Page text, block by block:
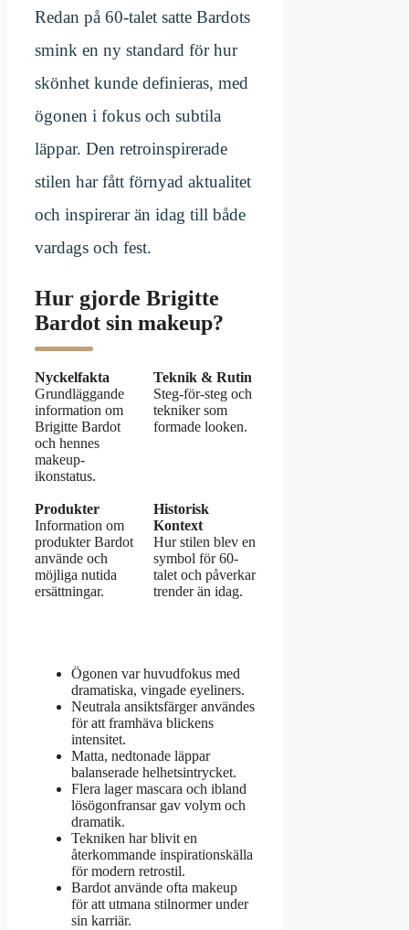
Redan på 60-talet satte Bardots
smink en ny standard för hur
skönhet kunde definieras, med
ögonen i fokus och subtila
läppar. Den retroinspirerade
stilen har fått förnyad aktualitet
och inspirerar än idag till både
vardags och fest.
Hur gjorde Brigitte
Bardot sin makeup?
Nyckelfakta
Grundläggande
information om
Brigitte Bardot
och hennes
makeup-
ikonstatus.
Teknik & Rutin
Steg-för-steg och
tekniker som
formade looken.
Produkter
Information om
produkter Bardot
använde och
möjliga nutida
ersättningar.
Historisk
Kontext
Hur stilen blev en
symbol för 60-
talet och påverkar
trender än idag.
Ögonen var huvudfokus med
dramatiska, vingade eyeliners.
Neutrala ansiktsfärger användes
för att framhäva blickens
intensitet.
Matta, nedtonade läppar
balanserade helhetsintrycket.
Flera lager mascara och ibland
lösögonfransar gav volym och
dramatik.
Tekniken har blivit en
återkommande inspirationskälla
för modern retrostil.
Bardot använde ofta makeup
för att utmana stilnormer under
sin karriär.